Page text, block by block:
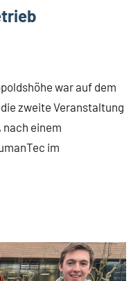
war auf dem
zweite Veranstaltung
nach einem
im